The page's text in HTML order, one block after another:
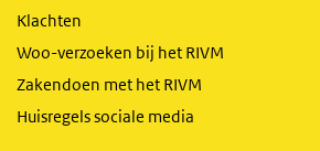
Klachten
Woo-verzoeken bij het RIVM
Zakendoen met het RIVM
Huisregels sociale media